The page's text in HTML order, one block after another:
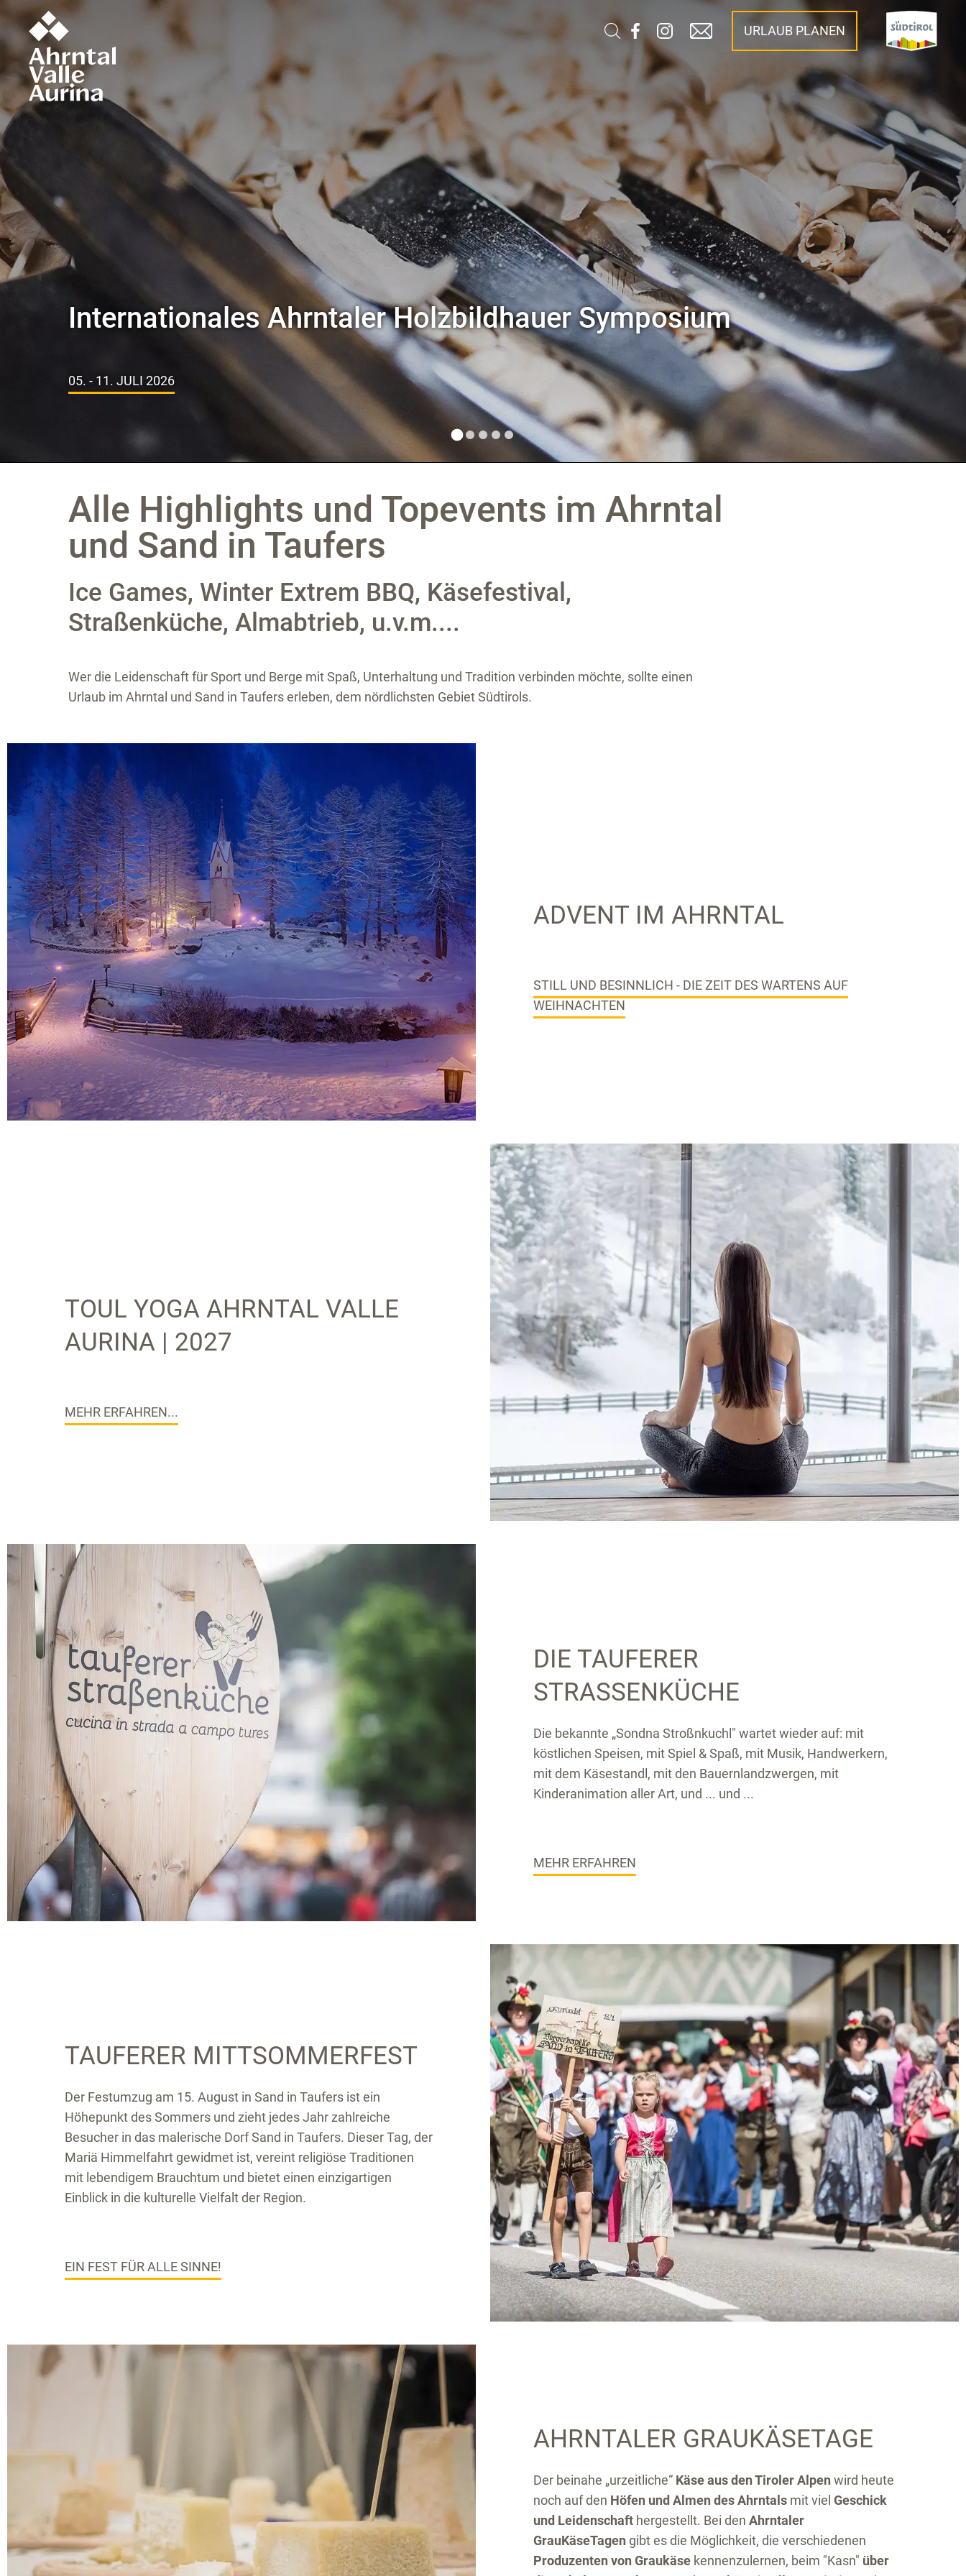
URLAUB PLANEN
Die Tauferer Straßenküche
Die bekannte „Sondna Stroßnkuchl" wartet wieder auf!
AN ACHT DIENSTAGEN VOM 7. JULI BIS ZUM 25. AUGUST
Alle Highlights und Topevents im Ahrntal
und Sand in Taufers
Ice Games, Winter Extrem BBQ, Käsefestival,
Straßenküche, Almabtrieb, u.v.m....
Wer die Leidenschaft für Sport und Berge mit Spaß, Unterhaltung und Tradition verbinden möchte, sollte einen
Urlaub im Ahrntal und Sand in Taufers erleben, dem nördlichsten Gebiet Südtirols.
ADVENT IM AHRNTAL
STILL UND BESINNLICH - DIE ZEIT DES WARTENS AUF
WEIHNACHTEN
TOUL YOGA AHRNTAL VALLE
AURINA | 2027
MEHR ERFAHREN...
DIE TAUFERER
STRASSENKÜCHE
Die bekannte „Sondna Stroßnkuchl" wartet wieder auf: mit
köstlichen Speisen, mit Spiel & Spaß, mit Musik, Handwerkern,
mit dem Käsestandl, mit den Bauernlandzwergen, mit
Kinderanimation aller Art, und ... und ...
MEHR ERFAHREN
TAUFERER MITTSOMMERFEST
Der Festumzug am 15. August in Sand in Taufers ist ein
Höhepunkt des Sommers und zieht jedes Jahr zahlreiche
Besucher in das malerische Dorf Sand in Taufers. Dieser Tag, der
Mariä Himmelfahrt gewidmet ist, vereint religiöse Traditionen
mit lebendigem Brauchtum und bietet einen einzigartigen
Einblick in die kulturelle Vielfalt der Region.
EIN FEST FÜR ALLE SINNE!
AHRNTALER GRAUKÄSETAGE
Der beinahe „urzeitliche“ Käse aus den Tiroler Alpen wird heute
noch auf den Höfen und Almen des Ahrntals mit viel Geschick
und Leidenschaft hergestellt. Bei den Ahrntaler
GrauKäseTagen gibt es die Möglichkeit, die verschiedenen
Produzenten von Graukäse kennenzulernen, beim "Kasn" über